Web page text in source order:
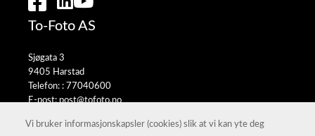
To-Foto AS
Sjøgata 3
9405 Harstad
Telefon: : 77040600
E-post:post@tofoto.no
Vi bruker informasjonskapsler (cookies) slik at vi kan yte deg